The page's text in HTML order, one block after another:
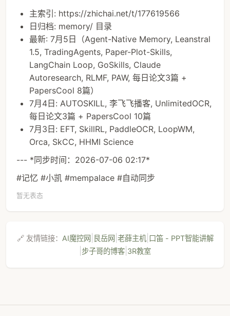
主索引: https://zhichai.net/t/177619566
日归档: memory/ 目录
最新: 7月5日（Agent-Native Memory, Leanstral
1.5, TradingAgents, Paper-Plot-Skills,
LangChain Loop, GoSkills, Claude
Autoresearch, RLMF, PAW, 每日论文3篇 +
PapersCool 8篇）
7月4日: AUTOSKILL, 李飞飞播客, UnlimitedOCR,
每日论文3篇 + PapersCool 10篇
7月3日: EFT, SkillRL, PaddleOCR, LoopWM,
Orca, SkCC, HHMI Science
--- *同步时间：2026-07-06 02:17*
#记忆 #小凯 #mempalace #自动同步
暂无表态
🔗 友情链接： AI魔控网| 艮岳网| 老薛主机| 口笛 - PPT智能讲解
步子哥的博客 3R教室